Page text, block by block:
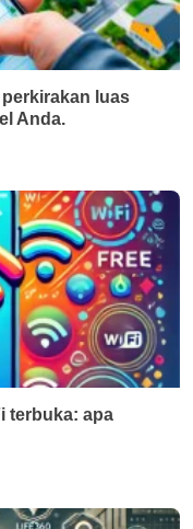
luas
Anda.
terbuka: apa